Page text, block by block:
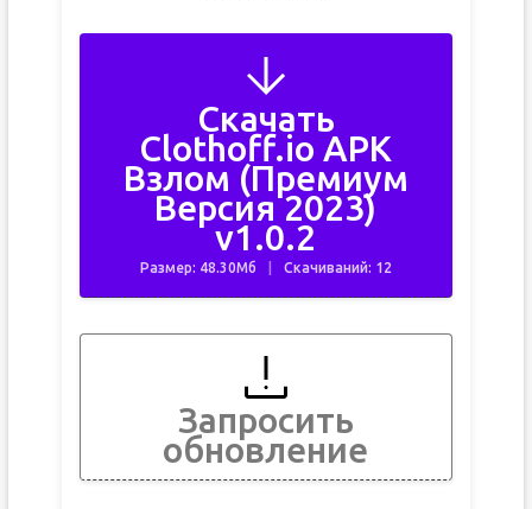
Скачать
Clothoff.io APK
Взлом (Премиум
Версия 2023)
v1.0.2
Размер: 48.30Мб Скачиваний: 12
Запросить
обновление